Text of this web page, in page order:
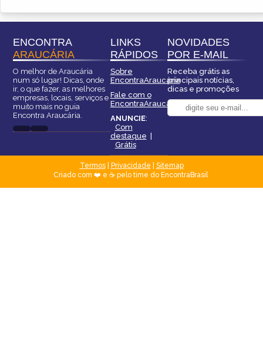
ENCONTRA
ARAUCÁRIA
O melhor de Araucária
num só lugar! Dicas, onde
ir, o que fazer, as melhores
empresas, locais, serviços e
muito mais no guia
Encontra Araucária.
LINKS
RÁPIDOS
Sobre
EncontraAraucária
Fale com o
EncontraAraucária
ANUNCIE:
Com
destaque |
Grátis
NOVIDADES
POR E-MAIL
Receba grátis as
principais notícias,
dicas e promoções
Termos| Privacidade
Sitemap
Criado com ❤️ e ☕ pelo time do EncontraBrasil